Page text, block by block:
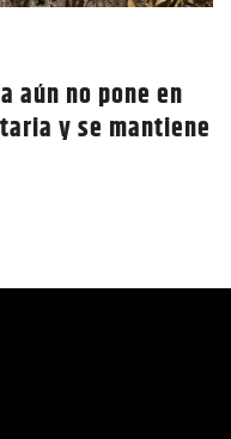
campesinos de